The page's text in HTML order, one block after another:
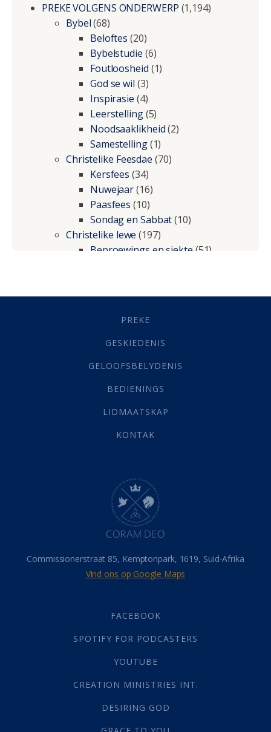
PREKE VOLGENS ONDERWERP (1,194)
Bybel(68)
Beloftes (20)
Bybelstudie (6)
Foutloosheid (1)
God se wil (3)
Inspirasie (4)
Leerstelling(5)
Noodsaaklikheid(2)
Samestelling(1)
Christelike Feesdae (70)
Kersfees (34)
Nuwejaar(16)
Paasfees (10)
Sondag en Sabbat(10)
Christelike lewe (197)
Beproewings en siekte(51)
Geestelike Groei(10)
(21)
Grys Areas(4)
Lewensdoel(3)
Selfondersoek(1)
Werk(22)
(142)
Hemel (31)
Israel (14)
Millennium(1)
Oordeelsdag(19)
Verheerlikte liggaam
Wederkoms
(27)
Gebed(87)
Die Onse Vader(12)
God(392)
Afgode(23)
Almag(1)
Alomteenwoordig
PREKE
GESKIEDENIS
GELOOFSBELYDENIS
BEDIENINGS
LIDMAATSKAP
KONTAK
Commissionerstraat 85, Kemptonpark, 1619, Suid-Afrika
Vind ons op Google Maps
FACEBOOK
SPOTIFY FOR PODCASTERS
YOUTUBE
CREATION MINISTRIES INT.
DESIRING GOD